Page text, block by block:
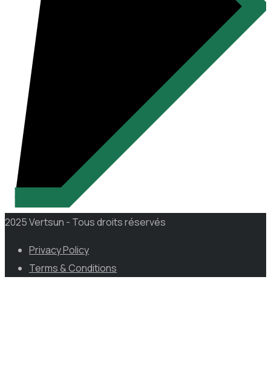
2025 Vertsun - Tous droits réservés
Privacy Policy
Terms & Conditions